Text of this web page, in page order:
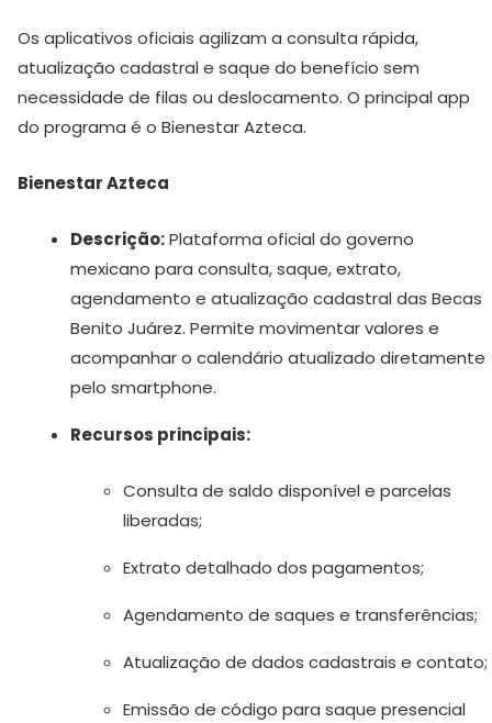
Os aplicativos oficiais agilizam a consulta rápida,
atualização cadastral e saque do benefício sem
necessidade de filas ou deslocamento. O principal app
do programa é o Bienestar Azteca.
Bienestar Azteca
Descrição:Plataforma oficial do governo
mexicano para consulta, saque, extrato,
agendamento e atualização cadastral das Becas
Benito Juárez. Permite movimentar valores e
acompanhar o calendário atualizado diretamente
pelo smartphone.
Recursos principais:
Consulta de saldo disponível e parcelas
liberadas;
Extrato detalhado dos pagamentos;
Agendamento de saques e transferências;
Atualização de dados cadastrais e contato;
Emissão de código para saque presencial